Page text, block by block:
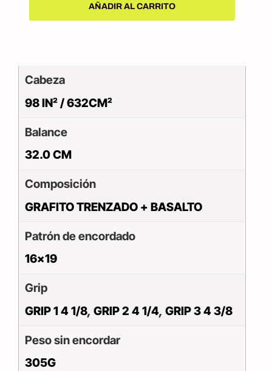
AÑADIR AL CARRITO
Cabeza
98 IN² / 632CM²
Balance
32.0 CM
Composición
GRAFITO TRENZADO + BASALTO
Patrón de encordado
16×19
Grip
GRIP 1 4 1/8, GRIP 2 4 1/4, GRIP 3 4 3/8
Peso sin encordar
305G